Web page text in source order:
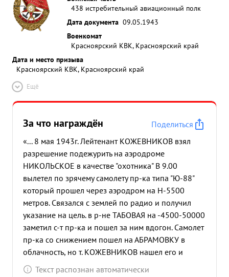
438 истребительный авиационный полк
Дата документа 09.05.1943
Военкомат
Красноярский КВК, Красноярский край
Дата и место призыва
Красноярский КВК, Красноярский край
Ещё
За что награждён
Поделиться
«... 8 мая 1943г. Лейтенант КОЖЕВНИКОВ взял
разрешение подежурить на аэродроме
НИКОЛЬСКОЕ в качестве "охотника" В 9.00
вылетел по зрячему самолету пр-ка типа "Ю-88"
который прошел через аэродром на Н-5500
метров. Связался с землей по радио и получил
указание на цель. в р-не ТАБОВАЯ на -4500-50000
заметил с-т пр-ка и пошел за ним вдогон. Самолет
пр-ка со снижением пошел на АБРАМОВКУ в
облачность, но т. КОЖЕВНИКОВ нашел его и
навязал ему воздушный бой в кучевой облачно
Текст распознан автоматически